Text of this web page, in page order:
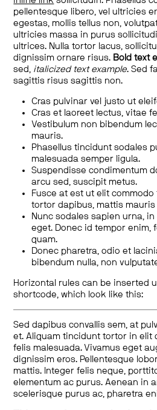
pellentesque libero, vel ultricies
egestas, mollis tellus non,
ultricies massa in purus
ultrices. Nulla tortor lacus,
dignissim ornare risus. Bold text
sed, italicized text example. Sed
sagittis risus sagittis non.
Cras pulvinar vel justo ut
Cras et laoreet lectus, vitae
Vestibulum non bibendum
mauris.
Phasellus tincidunt sodales
malesuada semper ligula.
Suspendisse condimentum
arcu sed, suscipit metus.
Fusce at est ut elit
tortor dapibus, mattis
Nunc sodales sapien urna,
eget. Donec id tempor enim,
quam.
Donec pharetra, odio et
bibendum nulla, non
Horizontal rules can be inserted
shortcode, which look like this:
Sed dapibus convallis sem, at
et. Aliquam tincidunt tortor in elit
felis malesuada. Vivamus eget
dignissim eros. Pellentesque
mattis. Integer felis neque,
elementum ac purus. Aenean in
scelerisque purus ac, pharetra